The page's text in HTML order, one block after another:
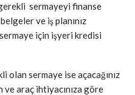
sermayeyi finanse
ve iş planınız
için işyeri kredisi
olan sermaye ise açacağınız
ve araç ihtiyacınıza göre